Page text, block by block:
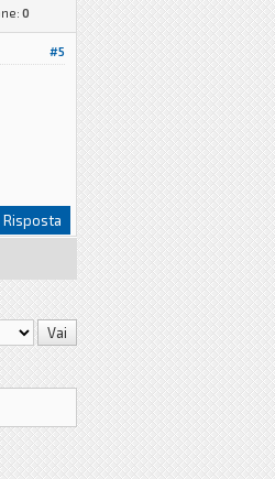
0
#5
Risposta